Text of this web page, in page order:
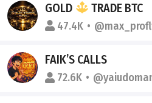
GOLD TRADE BTC
47.4K
FAIK’S CALLS
72.6K